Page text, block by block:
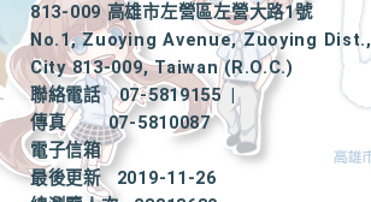
813-009 高雄市左營區左營大路1號
No.1, Zuoying Avenue, Zuoying
City 813-009, Taiwan (R.O.C.)
聯絡電話
07-5819155
|
傳真
07-5810087
電子信箱
最後更新
2019-11-26